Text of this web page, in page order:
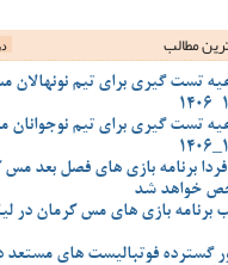
مطالب
تست گیری برای تیم
تست گیری برای تیم
برنامه بازی های فصل بعد
خواهد شد
برنامه بازی های مس کرمان
گسترده فوتبالیست های مستعد